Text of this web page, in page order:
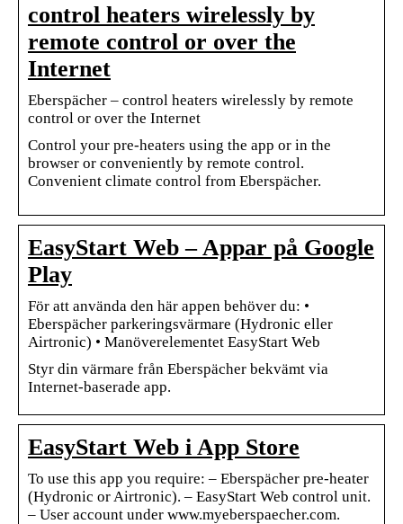
control heaters wirelessly by
remote control or over the
Internet
Eberspächer – control heaters wirelessly by remote
control or over the Internet
Control your pre-heaters using the app or in the
browser or conveniently by remote control.
Convenient climate control from Eberspächer.
EasyStart Web – Appar på Google
Play
För att använda den här appen behöver du: •
Eberspächer parkeringsvärmare (Hydronic eller
Airtronic) • Manöverelementet EasyStart Web
Styr din värmare från Eberspächer bekvämt via
Internet-baserade app.
EasyStart Web i App Store
To use this app you require: – Eberspächer pre-heater
(Hydronic or Airtronic). – EasyStart Web control unit.
– User account under www.myeberspaecher.com.